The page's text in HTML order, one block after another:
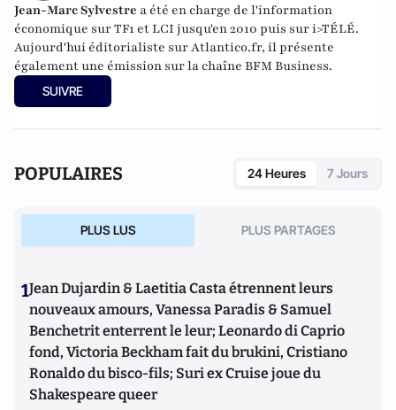
Jean-Marc Sylvestre a été en charge de l'information
économique sur TF1 et LCI jusqu'en 2010 puis sur i>TÉLÉ.
Aujourd'hui éditorialiste sur Atlantico.fr, il présente
également une émission sur la chaîne BFM Business.
SUIVRE
POPULAIRES 24 Heures 7 Jours
PLUS LUS PLUS PARTAGES
1Jean Dujardin & Laetitia Casta étrennent leurs
nouveaux amours, Vanessa Paradis & Samuel
Benchetrit enterrent le leur; Leonardo di Caprio
fond, Victoria Beckham fait du brukini, Cristiano
Ronaldo du bisco-fils; Suri ex Cruise joue du
Shakespeare queer